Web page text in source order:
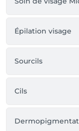
Épilation visage
Sourcils
Cils